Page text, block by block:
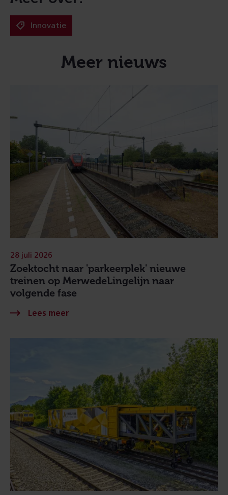
Innovatie
Meer nieuws
Zoektocht naar 'parkeerplek' nieuwe
treinen op MerwedeLingelijn naar
volgende fase
28 juli 2026